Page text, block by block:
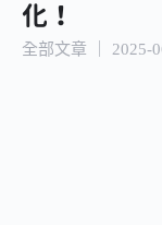
化！
全部文章 2025-